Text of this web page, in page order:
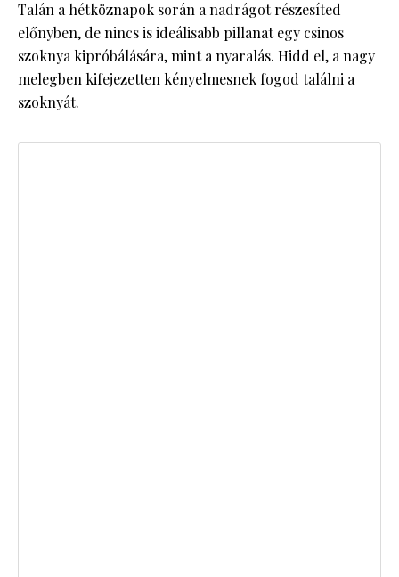
Talán a hétköznapok során a nadrágot részesíted
előnyben, de nincs is ideálisabb pillanat egy csinos
szoknya kipróbálására, mint a nyaralás. Hidd el, a nagy
melegben kifejezetten kényelmesnek fogod találni a
szoknyát.